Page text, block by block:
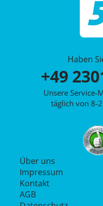
Haben
+49
Unsere Service-
täglich von 8-
Über uns
Impressum
Kontakt
AGB